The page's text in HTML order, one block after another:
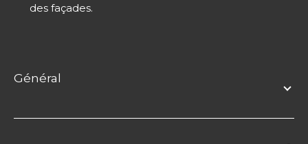
des façades.
général